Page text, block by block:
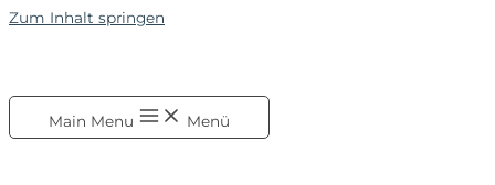
Zum Inhalt springen
Main Menu Menü